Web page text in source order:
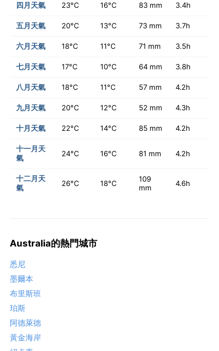
四月天氣 23°C 16°C 83 mm 3.4h
五月天氣 20°C 13°C 73 mm 3.7h
六月天氣 18°C 11°C 71 mm 3.5h
七月天氣 17°C 10°C 64 mm 3.8h
八月天氣 18°C 11°C 57 mm 4.2h
九月天氣 20°C 12°C 52 mm 4.3h
十月天氣 22°C 14°C 85 mm 4.2h
十一月天
氣
24°C 16°C 81 mm 4.2h
十二月天
氣
26°C 18°C
109
mm
4.6h
Australia的熱門城市
悉尼
墨爾本
布里斯班
珀斯
阿德萊德
黃金海岸